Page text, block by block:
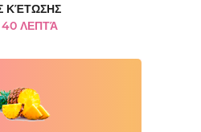
ΚΈΤΩΣΗΣ
40 ΛΕΠΤΆ